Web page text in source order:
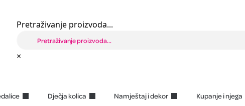
Pretraživanje proizvoda...
×
Dječja kolica Namještaj i dekor Kupanje i njega